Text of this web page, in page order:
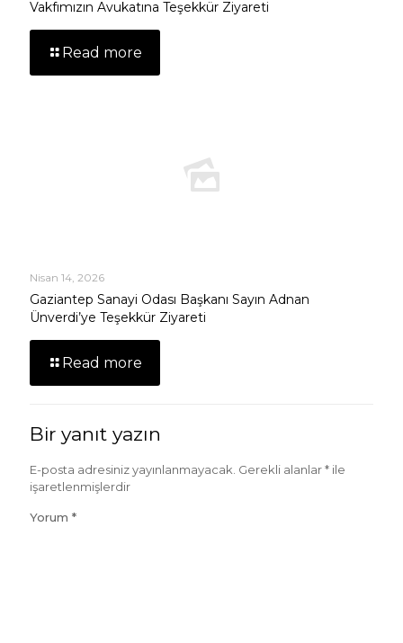
Vakfımızın Avukatına Teşekkür Ziyareti
Read more
Nisan 14, 2026
Gaziantep Sanayi Odası Başkanı Sayın Adnan
Ünverdi’ye Teşekkür Ziyareti
Read more
Bir yanıt yazın
E-posta adresiniz yayınlanmayacak. Gerekli alanlar* ile
işaretlenmişlerdir
Yorum *